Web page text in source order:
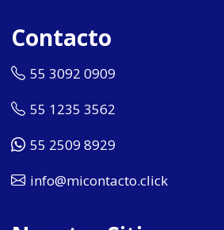
Contacto
55 3092 0909
55 1235 3562
55 2509 8929
info@micontacto.click